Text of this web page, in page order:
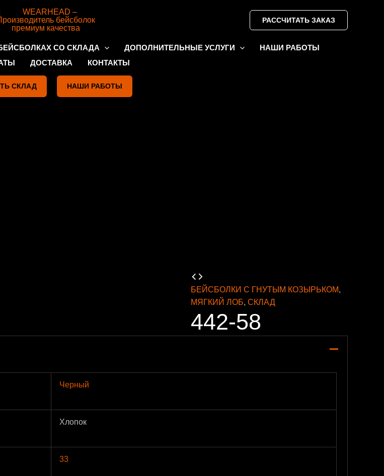
РАССЧИТАТЬ ЗАКАЗ
СО СКЛАДА ДОПОЛНИТЕЛЬНЫЕ УСЛУГИ
НАШИ РАБОТЫ
ДОСТАВКА КОНТАКТЫ
СКЛАД НАШИ РАБОТЫ
БЕЙСБОЛКИ С ГНУТЫМ КОЗЫРЬКОМ,
МЯГКИЙ ЛОБ, СКЛАД
442-58
Черный
Хлопок
33